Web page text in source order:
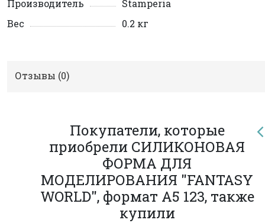
Производитель
Stamperia
Вес
0.2 кг
Отзывы (0)
Покупатели, которые
приобрели СИЛИКОНОВАЯ
ФОРМА ДЛЯ
МОДЕЛИРОВАНИЯ "FANTASY
WORLD", формат А5 123, также
купили